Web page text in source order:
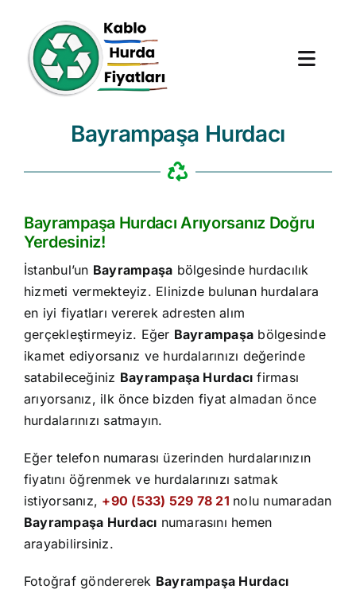
content
Anasayfa
Hurda Fiyatları
Hizmet Bölgeleri
Hakkımızda
Blog
İletişim
Bayrampaşa Hurdacı
Bayrampaşa Hurdacı Arıyorsanız Doğru
Yerdesiniz!
İstanbul’un Bayrampaşa bölgesinde hurdacılık
hizmeti vermekteyiz. Elinizde bulunan hurdalara
en iyi fiyatları vererek adresten alım
gerçekleştirmeyiz. Eğer Bayrampaşa bölgesinde
ikamet ediyorsanız ve hurdalarınızı değerinde
satabileceğiniz Bayrampaşa Hurdacı firması
arıyorsanız, ilk önce bizden fiyat almadan önce
hurdalarınızı satmayın.
Eğer telefon numarası üzerinden hurdalarınızın
fiyatını öğrenmek ve hurdalarınızı satmak
istiyorsanız, +90 (533) 529 78 21 nolu numaradan
Bayrampaşa Hurdacı numarasını hemen
arayabilirsiniz.
Fotoğraf göndererek Bayrampaşa Hurdacı